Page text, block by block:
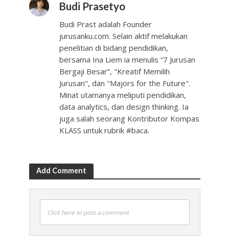
Budi Prasetyo
Budi Prast adalah Founder
jurusanku.com. Selain aktif melakukan
penelitian di bidang pendidikan,
bersama Ina Liem ia menulis “7 Jurusan
Bergaji Besar”, "Kreatif Memilih
Jurusan", dan "Majors for the Future".
Minat utamanya meliputi pendidikan,
data analytics, dan design thinking. Ia
juga salah seorang Kontributor Kompas
KLASS untuk rubrik #baca.
Add Comment
Click here to post a comment